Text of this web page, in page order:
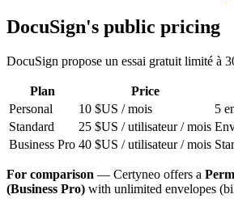
DocuSign's public pricing
DocuSign propose un essai gratuit limité à
Plan Price
Personal
10 $US / mois 5
Standard
25 $US / utilisateur / mois
Business Pro 40 $US / utilisateur / mois
For comparison — Certyneo offers a
(Business Pro) with unlimited envelopes